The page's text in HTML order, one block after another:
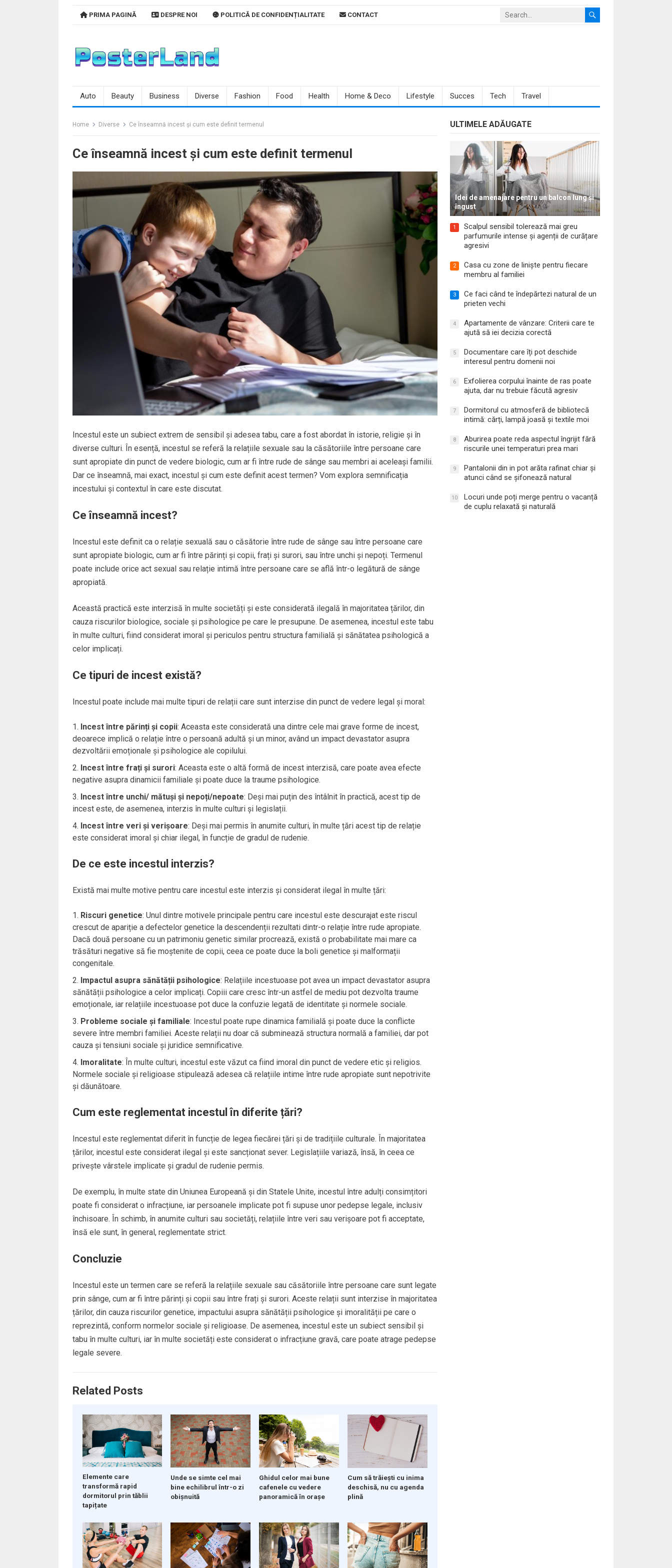
PRIMA PAGINĂ DESPRE NOI POLITICĂ DE CONFIDENȚIALITATE CONTACT
Auto Beauty Business Diverse Fashion Food Health Home & Deco Lifestyle Succes Tech Travel
Home Diverse Ce înseamnă incest și cum este definit termenul
Ce înseamnă incest și cum este definit termenul
Incestul este un subiect extrem de sensibil și adesea tabu, care a fost abordat în istorie, religie și în
diverse culturi. În esență, incestul se referă la relațiile sexuale sau la căsătoriile între persoane care
sunt apropiate din punct de vedere biologic, cum ar fi între rude de sânge sau membri ai aceleași familii.
Dar ce înseamnă, mai exact, incestul și cum este definit acest termen? Vom explora semnificația
incestului și contextul în care este discutat.
Ce înseamnă incest?
Incestul este definit ca o relație sexuală sau o căsătorie între rude de sânge sau între persoane care
sunt apropiate biologic, cum ar fi între părinți și copii, frați și surori, sau între unchi și nepoți. Termenul
poate include orice act sexual sau relație intimă între persoane care se află într-o legătură de sânge
apropiată.
Această practică este interzisă în multe societăți și este considerată ilegală în majoritatea țărilor, din
cauza riscurilor biologice, sociale și psihologice pe care le presupune. De asemenea, incestul este tabu
în multe culturi, fiind considerat imoral și periculos pentru structura familială și sănătatea psihologică a
celor implicați.
Ce tipuri de incest există?
Incestul poate include mai multe tipuri de relații care sunt interzise din punct de vedere legal și moral:
Incest între părinți și copii: Aceasta este considerată una dintre cele mai grave forme de incest,
deoarece implică o relație între o persoană adultă și un minor, având un impact devastator asupra
dezvoltării emoționale și psihologice ale copilului.
Incest între frați și surori: Aceasta este o altă formă de incest interzisă, care poate avea efecte
negative asupra dinamicii familiale și poate duce la traume psihologice.
Incest între unchi/ mătuși și nepoți/nepoate: Deși mai puțin des întâlnit în practică, acest tip de
incest este, de asemenea, interzis în multe culturi și legislații.
Incest între veri și verișoare: Deși mai permis în anumite culturi, în multe țări acest tip de relație
este considerat imoral și chiar ilegal, în funcție de gradul de rudenie.
De ce este incestul interzis?
Există mai multe motive pentru care incestul este interzis și considerat ilegal în multe țări:
Riscuri genetice: Unul dintre motivele principale pentru care incestul este descurajat este riscul
crescut de apariție a defectelor genetice la descendenții rezultati dintr-o relație între rude apropiate.
Dacă două persoane cu un patrimoniu genetic similar procrează, există o probabilitate mai mare ca
trăsături negative să fie moștenite de copii, ceea ce poate duce la boli genetice și malformații
congenitale.
Impactul asupra sănătății psihologice: Relațiile incestuoase pot avea un impact devastator asupra
sănătății psihologice a celor implicați. Copiii care cresc într-un astfel de mediu pot dezvolta traume
emoționale, iar relațiile incestuoase pot duce la confuzie legată de identitate și normele sociale.
Probleme sociale și familiale: Incestul poate rupe dinamica familială și poate duce la conflicte
severe între membri familiei. Aceste relații nu doar că subminează structura normală a familiei, dar pot
cauza și tensiuni sociale și juridice semnificative.
Imoralitate: În multe culturi, incestul este văzut ca fiind imoral din punct de vedere etic și religios.
Normele sociale și religioase stipulează adesea că relațiile intime între rude apropiate sunt nepotrivite
și dăunătoare.
Cum este reglementat incestul în diferite țări?
Incestul este reglementat diferit în funcție de legea fiecărei țări și de tradițiile culturale. În majoritatea
țărilor, incestul este considerat ilegal și este sancționat sever. Legislațiile variază, însă, în ceea ce
privește vârstele implicate și gradul de rudenie permis.
De exemplu, în multe state din Uniunea Europeană și din Statele Unite, incestul între adulți consimțitori
poate fi considerat o infracțiune, iar persoanele implicate pot fi supuse unor pedepse legale, inclusiv
închisoare. În schimb, în anumite culturi sau societăți, relațiile între veri sau verișoare pot fi acceptate,
însă ele sunt, în general, reglementate strict.
Concluzie
Incestul este un termen care se referă la relațiile sexuale sau căsătoriile între persoane care sunt legate
prin sânge, cum ar fi între părinți și copii sau între frați și surori. Aceste relații sunt interzise în majoritatea
țărilor, din cauza riscurilor genetice, impactului asupra sănătății psihologice și imoralității pe care o
reprezintă, conform normelor sociale și religioase. De asemenea, incestul este un subiect sensibil și
tabu în multe culturi, iar în multe societăți este considerat o infracțiune gravă, care poate atrage pedepse
legale severe.
Related Posts
Elemente care
transformă rapid
dormitorul prin tăblii
tapițate
Unde se simte cel mai
bine echilibrul într-o zi
obișnuită
Ghidul celor mai bune
cafenele cu vedere
panoramică în orașe
Cum să trăiești cu inima
deschisă, nu cu agenda
plină
ULTIMELE ADĂUGATE
Idei de amenajare pentru un balcon lung și
îngust
1
Scalpul sensibil tolerează mai greu
parfumurile intense și agenții de curățare
agresivi
2
Casa cu zone de liniște pentru fiecare
membru al familiei
3
Ce faci când te îndepărtezi natural de un
prieten vechi
4
Apartamente de vânzare: Criterii care te
ajută să iei decizia corectă
5
Documentare care îți pot deschide
interesul pentru domenii noi
6
Exfolierea corpului înainte de ras poate
ajuta, dar nu trebuie făcută agresiv
7
Dormitorul cu atmosferă de bibliotecă
intimă: cărți, lampă joasă și textile moi
8
Aburirea poate reda aspectul îngrijit fără
riscurile unei temperaturi prea mari
9
Pantalonii din in pot arăta rafinat chiar și
atunci când se șifonează natural
10
Locuri unde poți merge pentru o vacanță
de cuplu relaxată și naturală